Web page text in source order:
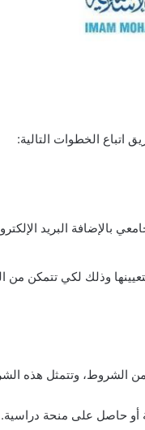
اتباع الخطوات التالية:
بالإضافة البريد
وذلك لكي تتمكن من
الشروط، وتتمثل هذه
أو حاصل على منحة دراسية.